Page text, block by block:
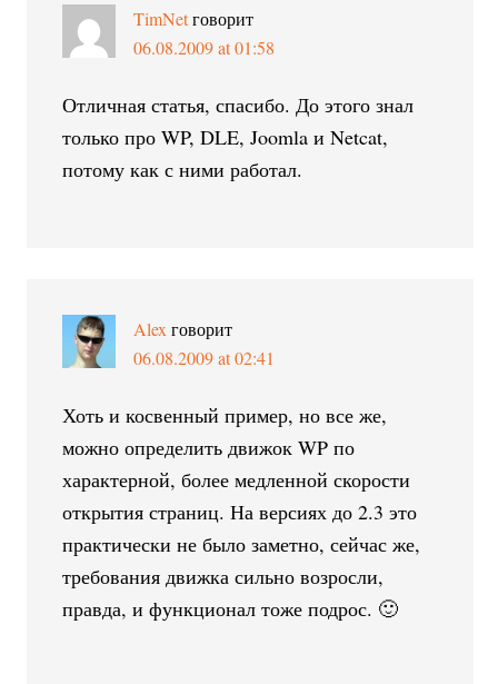
TimNetговорит
06.08.2009 at 01:58
Отличная статья, спасибо. До этого знал
только про WP, DLE, Joomla и Netcat,
потому как с ними работал.
Alex говорит
06.08.2009 at 02:41
Хоть и косвенный пример, но все же,
можно определить движок WP по
характерной, более медленной скорости
открытия страниц. На версиях до 2.3 это
практически не было заметно, сейчас же,
требования движка сильно возросли,
правда, и функционал тоже подрос. 🙂